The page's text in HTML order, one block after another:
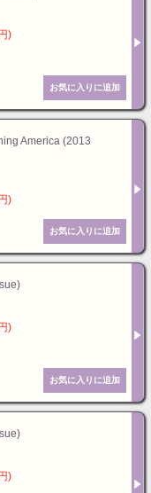
)
America (2013
)
)
)